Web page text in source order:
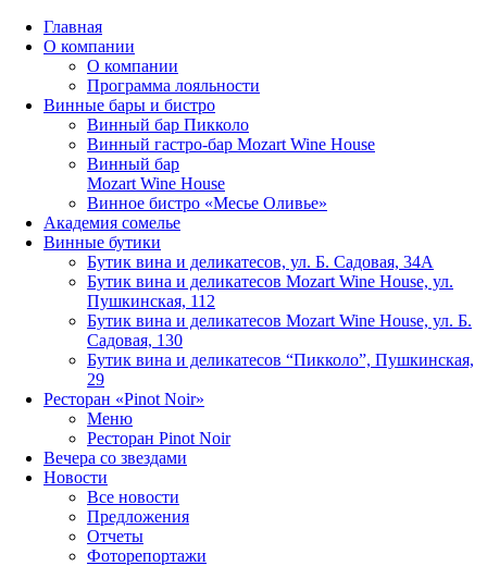
Главная
О компании
О компании
Программа лояльности
Винные бары и бистро
Винный бар Пикколо
Винный гастро-бар Mozart Wine House
Винный бар
Mozart Wine House
Винное бистро «Месье Оливье»
Академия сомелье
Винные бутики
Бутик вина и деликатесов, ул. Б. Садовая, 34А
Бутик вина и деликатесов Mozart Wine House, ул.
Пушкинская, 112
Бутик вина и деликатесов Mozart Wine House, ул. Б.
Садовая, 130
Бутик вина и деликатесов “Пикколо”, Пушкинская,
29
Ресторан «Pinot Noir»
Меню
Ресторан Pinot Noir
Вечера со звездами
Новости
Все новости
Предложения
Отчеты
Фоторепортажи